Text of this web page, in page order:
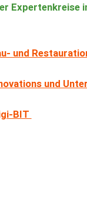
Expertenkreise
und
und
BIT